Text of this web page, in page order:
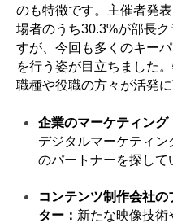
のも特徴です。主催者発
場者のうち30.3%が部長
すが、今回も多くのキー
を行う姿が目立ちました
職種や役職の方々が活発
企業のマーケティン
デジタルマーケティ
のパートナーを探して
コンテンツ制作会社
ター： 新たな映像技術